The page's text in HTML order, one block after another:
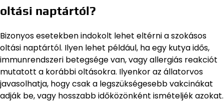
oltási naptártól?
Bizonyos esetekben indokolt lehet eltérni a szokásos
oltási naptártól. Ilyen lehet például, ha egy kutya idős,
immunrendszeri betegsége van, vagy allergiás reakciót
mutatott a korábbi oltásokra. Ilyenkor az állatorvos
javasolhatja, hogy csak a legszükségesebb vakcinákat
adják be, vagy hosszabb időközönként ismételjék azokat.